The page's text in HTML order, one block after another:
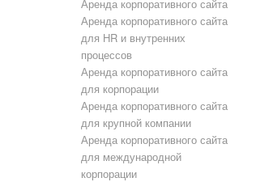
Аренда корпоративного сайта
Аренда корпоративного сайта
для HR и внутренних
процессов
Аренда корпоративного сайта
для корпорации
Аренда корпоративного сайта
для крупной компании
Аренда корпоративного сайта
для международной
корпорации